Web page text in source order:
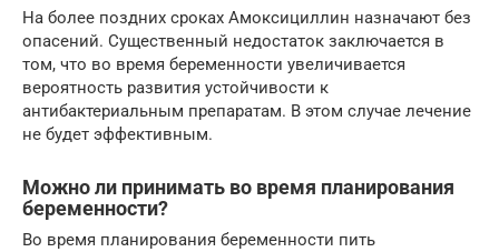
На более поздних сроках Амоксициллин назначают без
опасений. Существенный недостаток заключается в
том, что во время беременности увеличивается
вероятность развития устойчивости к
антибактериальным препаратам. В этом случае лечение
не будет эффективным.
Можно ли принимать во время планирования
беременности?
Во время планирования беременности пить